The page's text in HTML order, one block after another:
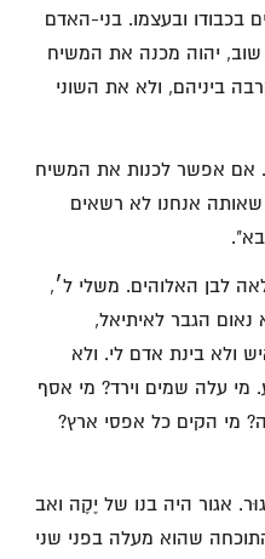
בכבודו ובעצמו. בני-האדם
שוב, יהוה מכנה את המשיח
ביניהם, ולא את השוני
אם אפשר לכנות את המשיח
שאותה אנחנו לא רשאים
לבן האלוהים. משלי ל׳,
הגבר לאיתיאל,
ולא בינת אדם לי. ולא
מי עלה שמים וירד? מי אסף
מי הקים כל אפסי ארץ?
אגור היה בנו של יֶקֶה ואב
שהוא מעלה בפני שני